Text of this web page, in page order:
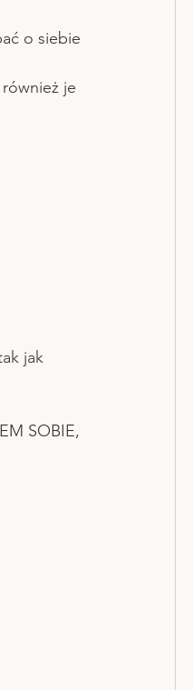
o siebie
je
jak
SOBIE,